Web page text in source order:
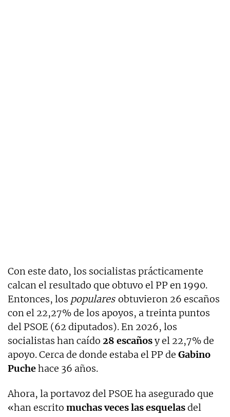
Con este dato, los socialistas prácticamente
calcan el resultado que obtuvo el PP en 1990.
Entonces, los populares obtuvieron 26 escaños
con el 22,27% de los apoyos, a treinta puntos
del PSOE (62 diputados). En 2026, los
socialistas han caído 28 escañosy el 22,7% de
apoyo. Cerca de donde estaba el PP de Gabino
Puchehace 36 años.
Ahora, la portavoz del PSOE ha asegurado que
«han escrito muchas veces las esquelasdel